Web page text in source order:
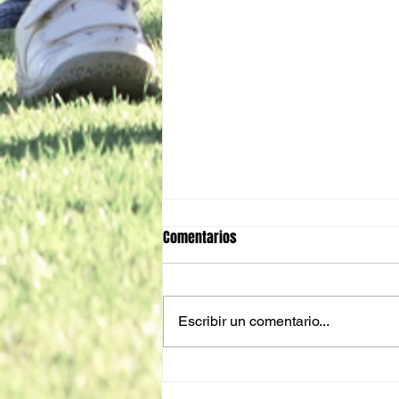
Trofeos, Medallas y Regalos
Comentarios
Escribir un comentario...